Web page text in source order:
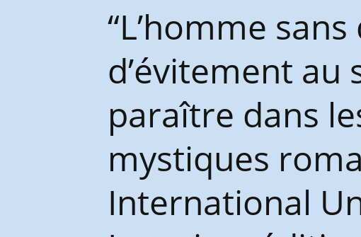
l’AGES“L’homme
d’évitement au
paraître dans
mystiques
International